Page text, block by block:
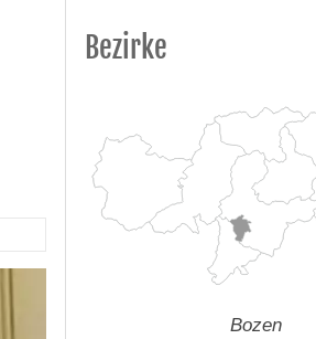
Bezirke
Bozen